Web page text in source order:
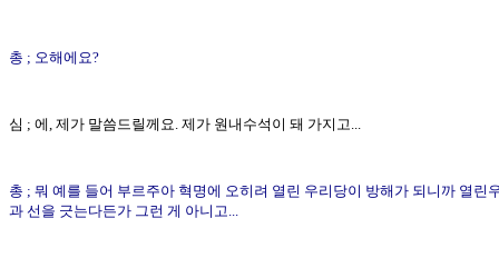
총 ; 오해에요?
심 ; 에, 제가 말씀드릴께요. 제가 원내수석이 돼 가지고...
총 ; 뭐 예를 들어 부르주아 혁명에 오히려 열린 우리당이 방해가 되니까 열린
과 선을 긋는다든가 그런 게 아니고...